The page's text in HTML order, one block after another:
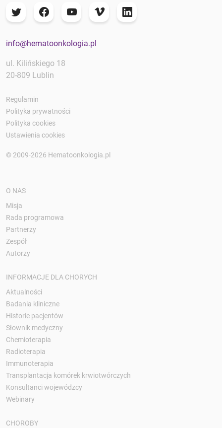
info@hematoonkologia.pl
ul. Kilińskiego 18
20-809 Lublin
Regulamin
Polityka prywatności
Polityka cookies
Ustawienia cookies
© 2009-2026 Hematoonkologia.pl
O NAS
Misja
Rada programowa
Partnerzy
Zespół
Autorzy
INFORMACJE DLA CHORYCH
Aktualności
Badania kliniczne
Historie pacjentów
Słownik medyczny
Chemioterapia
Radioterapia
Immunoterapia
Transplantacja komórek krwiotwórczych
Konsultanci wojewódzcy
Webinary
CHOROBY